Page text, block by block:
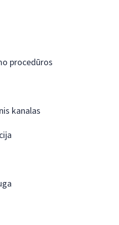
procedūros
kanalas